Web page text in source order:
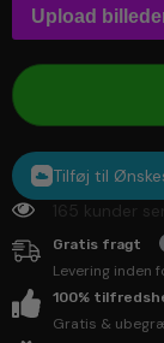
Upload
Tilføj til
165 kunder
Gratis fragt
Levering inden
100%
Gratis &